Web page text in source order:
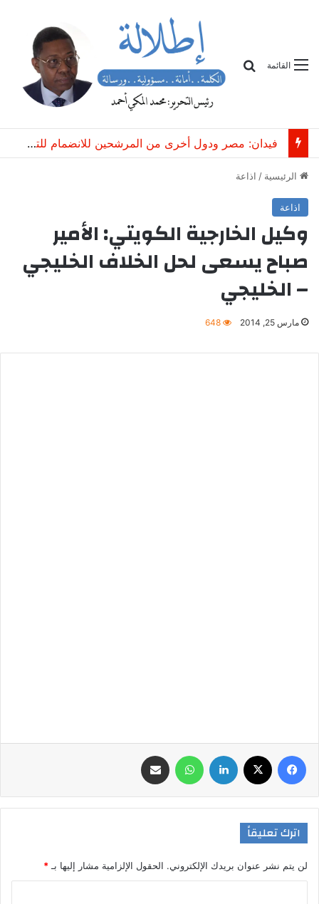
القائمة
فيدان: مصر ودول أخرى من المرشحين للانضمام للتحالف التركي السعودي الباكستاني
الرئيسية / اذاعة
اذاعة
وكيل الخارجية الكويتي: الأمير
صباح يسعى لحل الخلاف الخليجي
– الخليجي
مارس 25, 2014 648
اترك تعليقاً
لن يتم نشر عنوان بريدك الإلكتروني. الحقول الإلزامية مشار إليها بـ*